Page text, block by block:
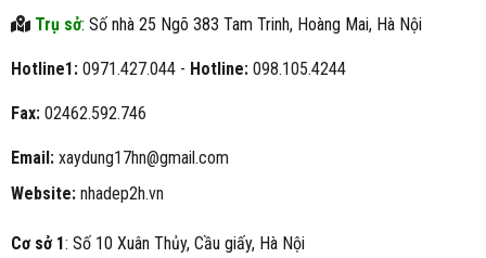
Trụ sở: Số nhà 25 Ngõ 383 Tam Trinh, Hoàng Mai, Hà Nội
Hotline1:0971.427.044 - Hotline:098.105.4244
Fax:02462.592.746
Email:xaydung17hn@gmail.com
Website:nhadep2h.vn
Cơ sở 1: Số 10 Xuân Thủy, Cầu giấy, Hà Nội